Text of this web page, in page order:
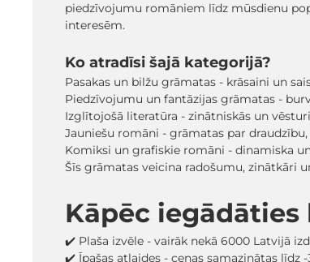
piedzīvojumu romāniem līdz mūsdienu
interesēm.
Ko atradīsi šajā kategorijā?
Pasakas un bilžu grāmatas - krāsaini un
Piedzīvojumu un fantāzijas grāmatas -
Izglītojošā literatūra - zinātniskās un
Jauniešu romāni - grāmatas par
Komiksi un grafiskie romāni - dinamiska
Šīs grāmatas veicina radošumu, zinātkāri
Kāpēc
✔️ Plaša izvēle - vairāk nekā 6000 Latvijā
✔️ Īpašas atlaides - cenas samazinātas līdz